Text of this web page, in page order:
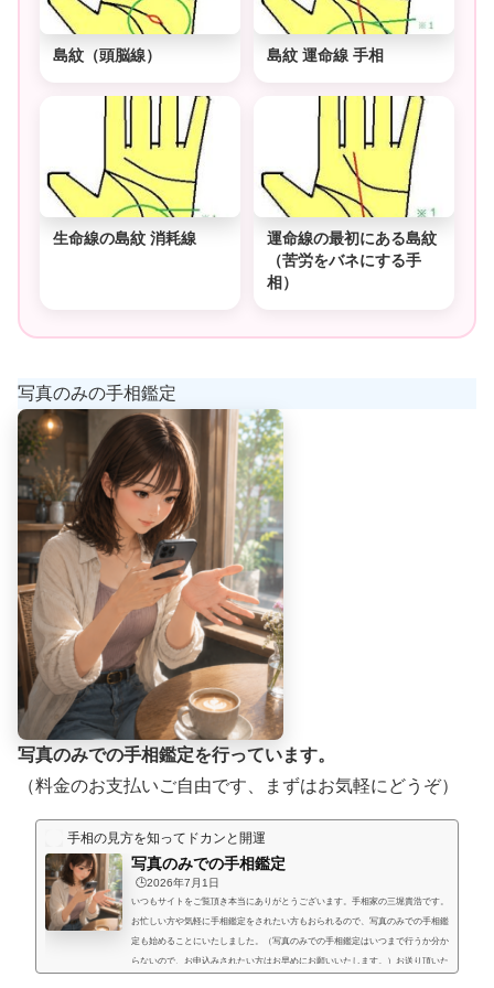
島紋（頭脳線） 島紋 運命線 手相
生命線の島紋 消耗線
運命線の最初にある島紋
（苦労をバネにする手
相）
写真のみの手相鑑定
写真のみでの手相鑑定を行っています。
（料金のお支払いご自由です、まずはお気軽にどうぞ）
手相の見方を知ってドカンと開運
写真のみでの手相鑑定
🕒️2026年7月1日
いつもサイトをご覧頂き本当にありがとうございます。手相家の三堀貴浩です。
お忙しい方や気軽に手相鑑定をされたい方もおられるので、写真のみでの手相鑑
定も始めることにいたしました。（写真のみでの手相鑑定はいつまで行うか分か
らないので、お申込みされたい方はお早めにお願いいたします。）お送り頂いた